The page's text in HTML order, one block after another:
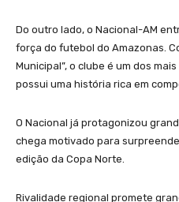
Do outro lado, o Nacional-AM
força do futebol do Amazonas.
Municipal”, o clube é um dos
possui uma história rica em
O Nacional já protagonizou
chega motivado para
edição da Copa Norte.
Rivalidade regional promete